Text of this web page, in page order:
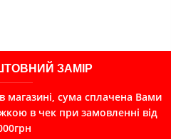
ЗАМІР
магазині, сума сплачена Вами
в чек при замовленні від